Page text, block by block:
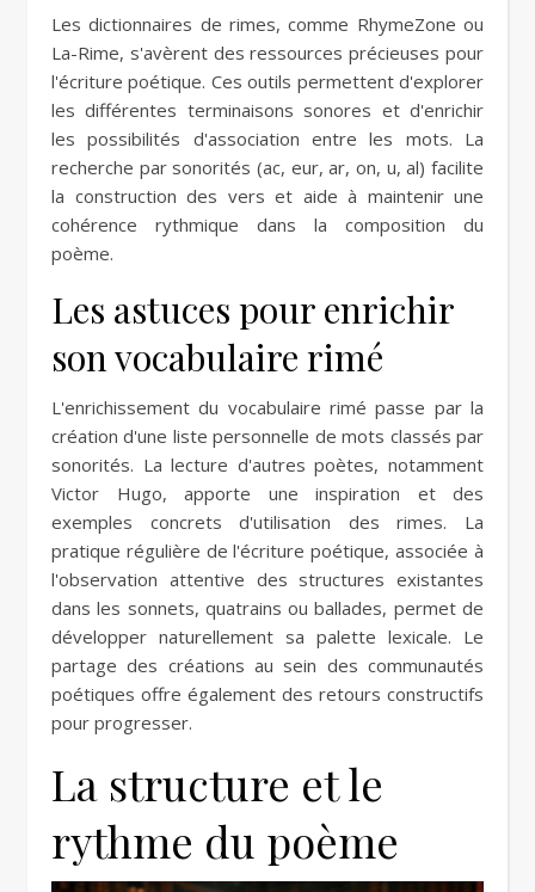
Les dictionnaires de rimes, comme RhymeZone ou
La-Rime, s'avèrent des ressources précieuses pour
l'écriture poétique. Ces outils permettent d'explorer
les différentes terminaisons sonores et d'enrichir
les possibilités d'association entre les mots. La
recherche par sonorités (ac, eur, ar, on, u, al) facilite
la construction des vers et aide à maintenir une
cohérence rythmique dans la composition du
poème.
Les astuces pour enrichir
son vocabulaire rimé
L'enrichissement du vocabulaire rimé passe par la
création d'une liste personnelle de mots classés par
sonorités. La lecture d'autres poètes, notamment
Victor Hugo, apporte une inspiration et des
exemples concrets d'utilisation des rimes. La
pratique régulière de l'écriture poétique, associée à
l'observation attentive des structures existantes
dans les sonnets, quatrains ou ballades, permet de
développer naturellement sa palette lexicale. Le
partage des créations au sein des communautés
poétiques offre également des retours constructifs
pour progresser.
La structure et le
rythme du poème